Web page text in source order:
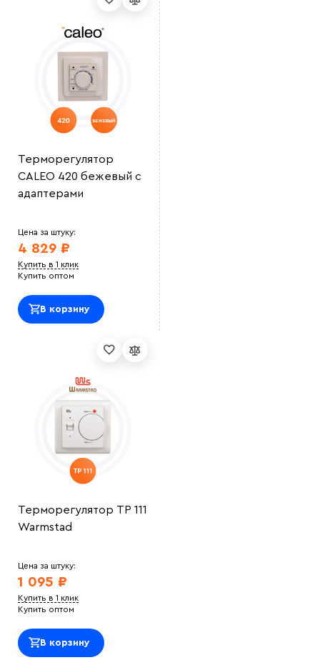
Терморегулятор
CALEO 420 бежевый с
адаптерами
Цена за штуку:
4 829 ₽
Купить в 1 клик
Купить оптом
В корзину
Терморегулятор ТР 111
Warmstad
Цена за штуку:
1 095 ₽
Купить в 1 клик
Купить оптом
В корзину